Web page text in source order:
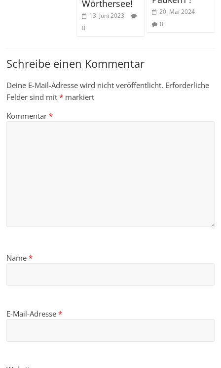
Wörthersee!
13. Juni 2023
0
20. Mai 2024
0
Schreibe einen Kommentar
Deine E-Mail-Adresse wird nicht veröffentlicht. Erforderliche
Felder sind mit* markiert
Kommentar*
Name*
E-Mail-Adresse*